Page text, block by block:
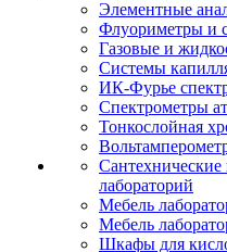
Элементные
Флуориметры и
Газовые и
Системы
ИК-Фурье
Спектрометры
Тонкослойная
лабораторий
Мебель
Мебель
Шкафы для